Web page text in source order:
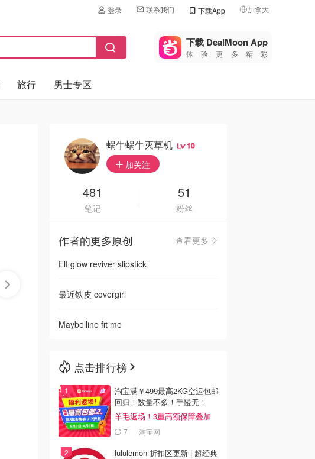
登录 联系我们 下载App 加拿大
🇺🇸
美国
🇨🇳中国
🇩🇪
🇮🇹
🇦🇺
🇳🇿新西兰
下载 DealMoon App
体验更多精彩
旅行 男士专区
蜗牛蜗牛灭草机 10
加关注
481
笔记
51
粉丝
作者的更多原创
查看更多
Elf glow reviver slipstick
最近铁皮 covergirl
Maybelline fit me
点击排行榜
淘宝满￥499最高2KG空运包邮
回归！数量不多！手慢无！
羊毛返场！3重高额保障叠加
7 淘宝网
lululemon 折扣区更新 | 超经典